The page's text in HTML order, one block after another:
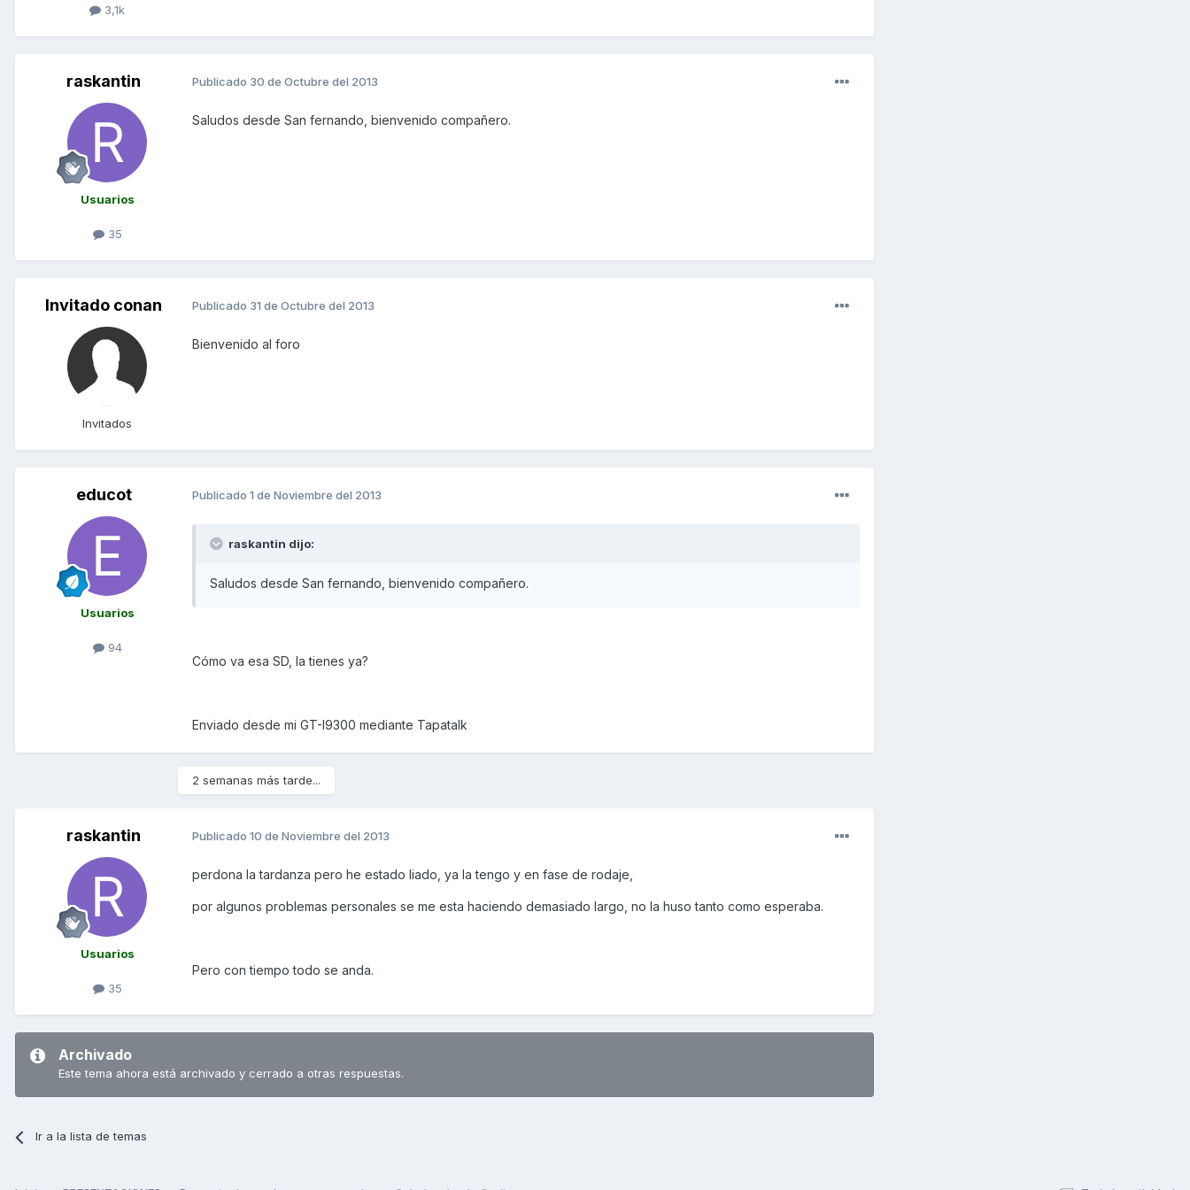
3,1k
raskantin
Usuarios
35
Publicado 30 de Octubre del 2013
Saludos desde San fernando, bienvenido compañero.
Invitado conan
Invitados
Publicado 31 de Octubre del 2013
Bienvenido al foro
educot
Usuarios
94
Publicado 1 de Noviembre del 2013
raskantin dijo:
Saludos desde San fernando, bienvenido compañero.
Cómo va esa SD, la tienes ya?
Enviado desde mi GT-I9300 mediante Tapatalk
2 semanas más tarde...
raskantin
Usuarios
35
Publicado 10 de Noviembre del 2013
perdona la tardanza pero he estado liado, ya la tengo y en fase de rodaje,
por algunos problemas personales se me esta haciendo demasiado largo, no la huso tanto como esperaba.
Pero con tiempo todo se anda.
Archivado
Este tema ahora está archivado y cerrado a otras respuestas.
Ir a la lista de temas